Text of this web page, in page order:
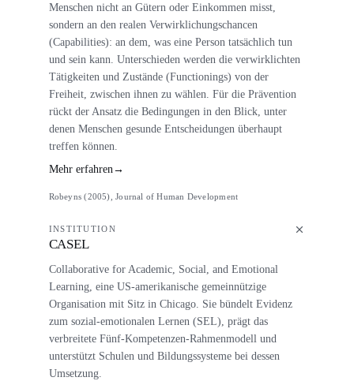
Menschen nicht an Gütern oder Einkommen misst,
sondern an den realen Verwirklichungschancen
(Capabilities): an dem, was eine Person tatsächlich tun
und sein kann. Unterschieden werden die verwirklichten
Tätigkeiten und Zustände (Functionings) von der
Freiheit, zwischen ihnen zu wählen. Für die Prävention
rückt der Ansatz die Bedingungen in den Blick, unter
denen Menschen gesunde Entscheidungen überhaupt
treffen können.
Mehr erfahren →
Robeyns (2005), Journal of Human Development
INSTITUTION
CASEL
Collaborative for Academic, Social, and Emotional
Learning, eine US-amerikanische gemeinnützige
Organisation mit Sitz in Chicago. Sie bündelt Evidenz
zum sozial-emotionalen Lernen (SEL), prägt das
verbreitete Fünf-Kompetenzen-Rahmenmodell und
unterstützt Schulen und Bildungssysteme bei dessen
Umsetzung.